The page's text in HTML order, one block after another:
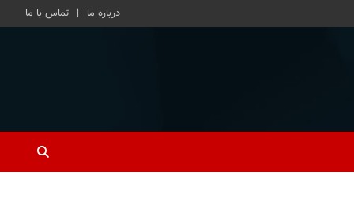
درباره ما تماس با ما